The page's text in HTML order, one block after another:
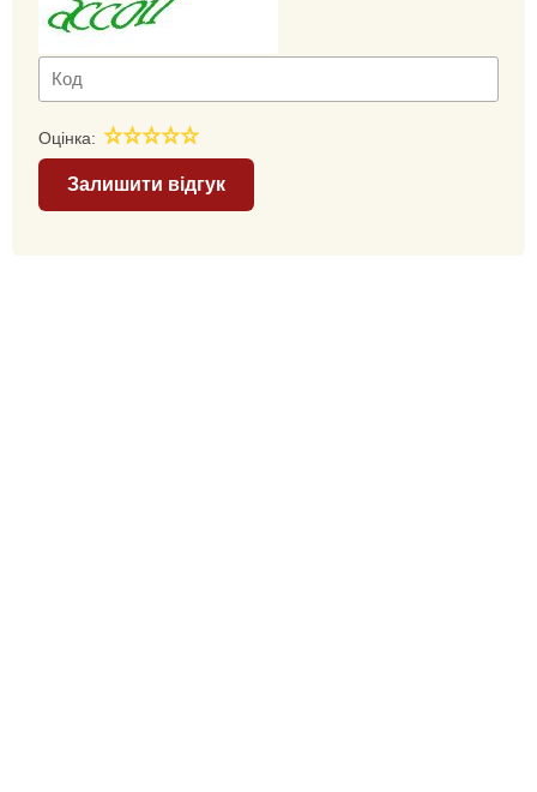
Оцінка:
Залишити відгук